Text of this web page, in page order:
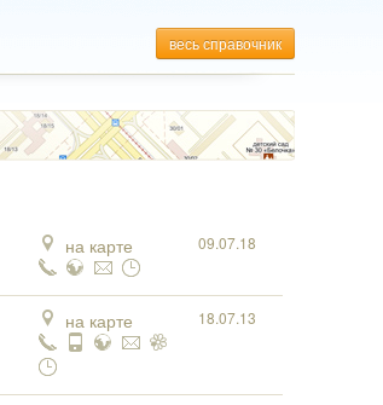
весь справочник
на карте 09.07.18
на карте 18.07.13